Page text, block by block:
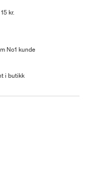
kr.
No1 kunde
i butikk